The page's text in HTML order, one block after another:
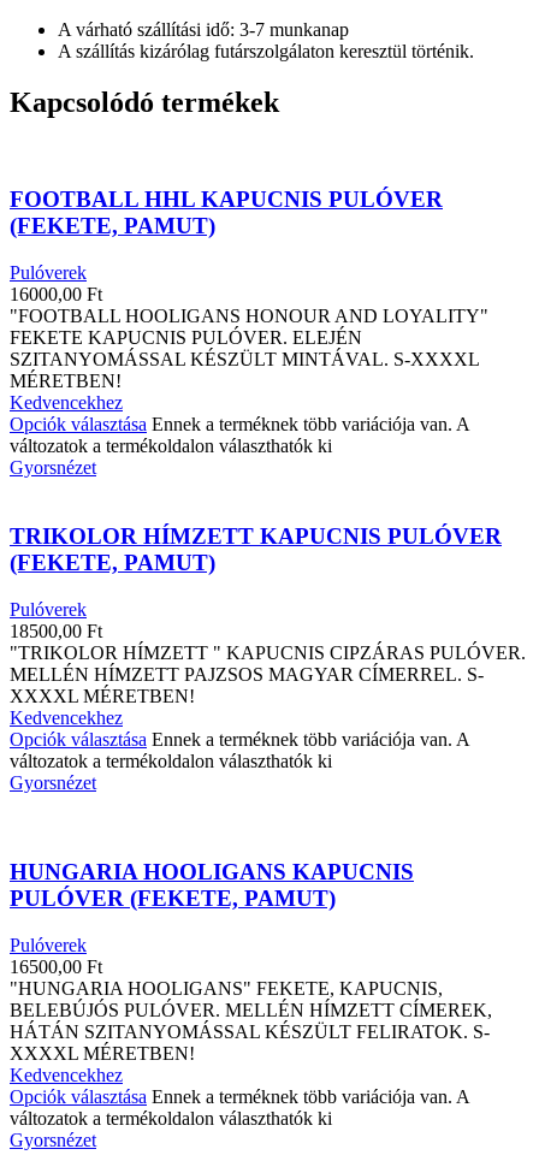
A várható szállítási idő: 3-7 munkanap
A szállítás kizárólag futárszolgálaton keresztül történik.
Kapcsolódó termékek
FOOTBALL HHL KAPUCNIS PULÓVER
(FEKETE, PAMUT)
Pulóverek
16000,00 Ft
"FOOTBALL HOOLIGANS HONOUR AND LOYALITY"
FEKETE KAPUCNIS PULÓVER. ELEJÉN
SZITANYOMÁSSAL KÉSZÜLT MINTÁVAL. S-XXXXL
MÉRETBEN!
Kedvencekhez
Opciók választása Ennek a terméknek több variációja van. A
változatok a termékoldalon választhatók ki
Gyorsnézet
TRIKOLOR HÍMZETT KAPUCNIS PULÓVER
(FEKETE, PAMUT)
Pulóverek
18500,00 Ft
"TRIKOLOR HÍMZETT " KAPUCNIS CIPZÁRAS PULÓVER.
MELLÉN HÍMZETT PAJZSOS MAGYAR CÍMERREL. S-
XXXXL MÉRETBEN!
Kedvencekhez
Opciók választása Ennek a terméknek több variációja van. A
változatok a termékoldalon választhatók ki
Gyorsnézet
HUNGARIA HOOLIGANS KAPUCNIS
PULÓVER (FEKETE, PAMUT)
Pulóverek
16500,00 Ft
"HUNGARIA HOOLIGANS" FEKETE, KAPUCNIS,
BELEBÚJÓS PULÓVER. MELLÉN HÍMZETT CÍMEREK,
HÁTÁN SZITANYOMÁSSAL KÉSZÜLT FELIRATOK. S-
XXXXL MÉRETBEN!
Kedvencekhez
Opciók választása Ennek a terméknek több variációja van. A
változatok a termékoldalon választhatók ki
Gyorsnézet